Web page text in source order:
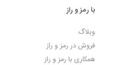
با رمز و راز
وبلاگ
فروش در رمز و راز
همکاری با رمز و راز